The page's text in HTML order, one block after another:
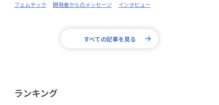
フェムテック 開発者からのメッセージ インタビュー
すべての記事を見る
ランキング